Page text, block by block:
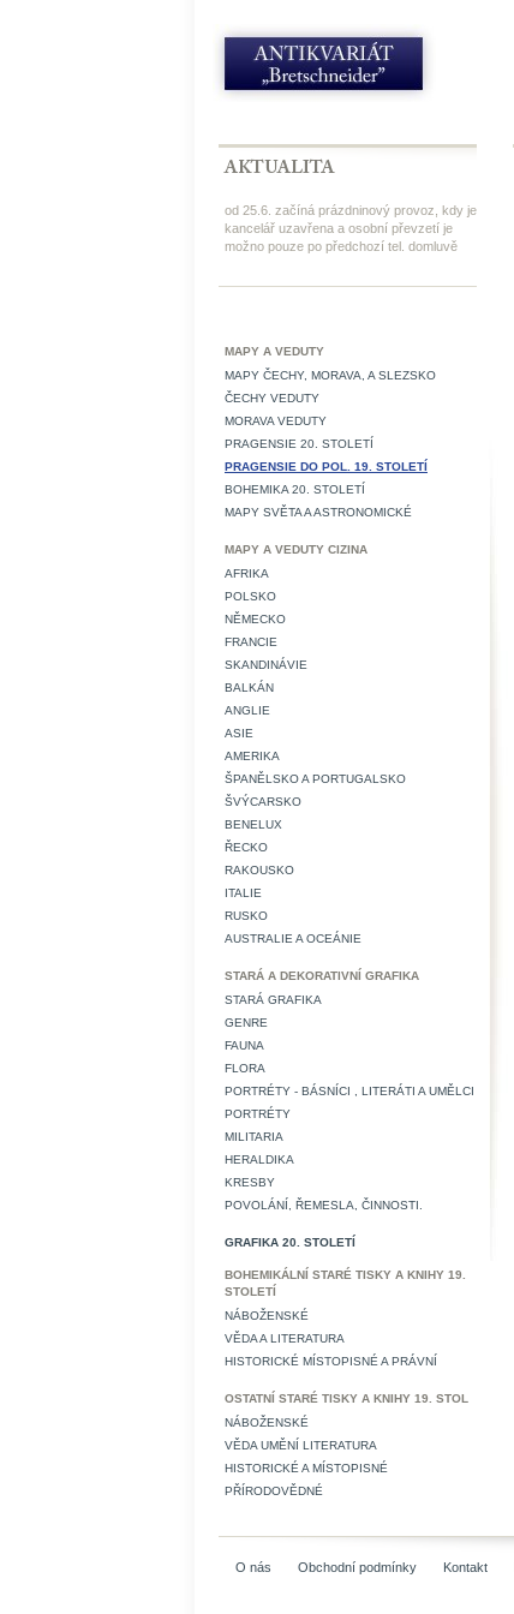
od 25.6. začíná prázdninový provoz, kdy je
kancelář uzavřena a osobní převzetí je
možno pouze po předchozí tel. domluvě
MAPY A VEDUTY
MAPY ČECHY, MORAVA, A SLEZSKO
ČECHY VEDUTY
MORAVA VEDUTY
PRAGENSIE 20. STOLETÍ
PRAGENSIE DO POL. 19. STOLETÍ
BOHEMIKA 20. STOLETÍ
MAPY SVĚTA A ASTRONOMICKÉ
MAPY A VEDUTY CIZINA
AFRIKA
POLSKO
NĚMECKO
FRANCIE
SKANDINÁVIE
BALKÁN
ANGLIE
ASIE
AMERIKA
ŠPANĚLSKO A PORTUGALSKO
ŠVÝCARSKO
BENELUX
ŘECKO
RAKOUSKO
ITALIE
RUSKO
AUSTRALIE A OCEÁNIE
STARÁ A DEKORATIVNÍ GRAFIKA
STARÁ GRAFIKA
GENRE
FAUNA
FLORA
PORTRÉTY - BÁSNÍCI , LITERÁTI A UMĚLCI
PORTRÉTY
MILITARIA
HERALDIKA
KRESBY
POVOLÁNÍ, ŘEMESLA, ČINNOSTI.
GRAFIKA 20. STOLETÍ
BOHEMIKÁLNÍ STARÉ TISKY A KNIHY 19.
STOLETÍ
NÁBOŽENSKÉ
VĚDA A LITERATURA
HISTORICKÉ MÍSTOPISNÉ A PRÁVNÍ
OSTATNÍ STARÉ TISKY A KNIHY 19. STOL
NÁBOŽENSKÉ
VĚDA UMĚNÍ LITERATURA
HISTORICKÉ A MÍSTOPISNÉ
PŘÍRODOVĚDNÉ
O nás Obchodní podmínky Kontakt